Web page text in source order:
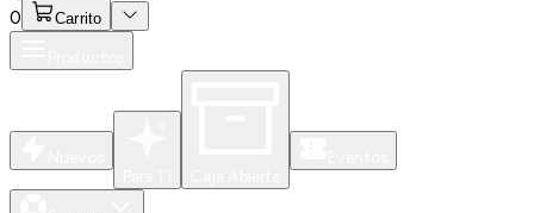
0 Carrito